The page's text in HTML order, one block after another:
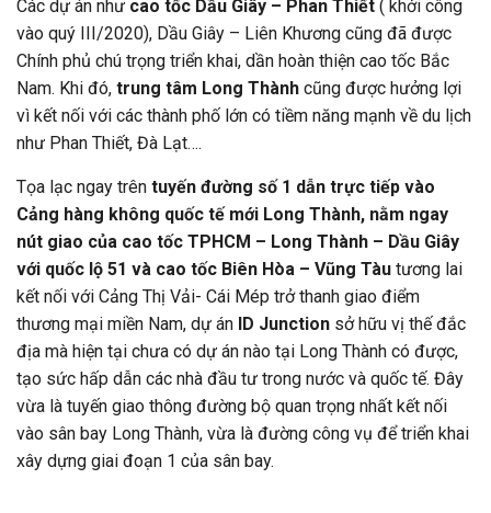
Các dự án như cao tốc Dầu Giây – Phan Thiết ( khởi công
vào quý III/2020), Dầu Giây – Liên Khương cũng đã được
Chính phủ chú trọng triển khai, dần hoàn thiện cao tốc Bắc
Nam. Khi đó, trung tâm Long Thành cũng được hưởng lợi
vì kết nối với các thành phố lớn có tiềm năng mạnh về du lịch
như Phan Thiết, Đà Lạt….
Tọa lạc ngay trên tuyến đường số 1 dẫn trực tiếp vào
Cảng hàng không quốc tế mới Long Thành, nằm ngay
nút giao của cao tốc TPHCM – Long Thành – Dầu Giây
với quốc lộ 51 và cao tốc Biên Hòa – Vũng Tàu tương lai
kết nối với Cảng Thị Vải- Cái Mép trở thanh giao điểm
thương mại miền Nam, dự án ID Junction sở hữu vị thế đắc
địa mà hiện tại chưa có dự án nào tại Long Thành có được,
tạo sức hấp dẫn các nhà đầu tư trong nước và quốc tế. Đây
vừa là tuyến giao thông đường bộ quan trọng nhất kết nối
vào sân bay Long Thành, vừa là đường công vụ để triển khai
xây dựng giai đoạn 1 của sân bay.